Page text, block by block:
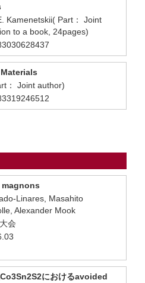
Kamenetskii( Part： Joint
to a book, 24pages)
： Joint author)
Linares, Masahito
Alexander Mook
会
におけるavoided